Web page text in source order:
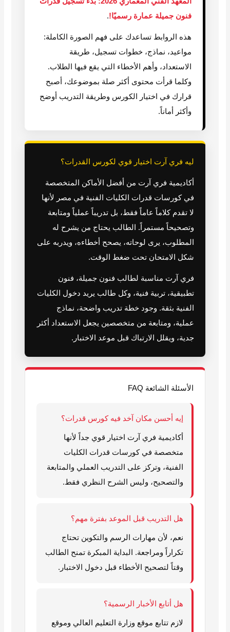
فنون جميلة عمارة رسميًا!.
هذه الروابط تساعدك على فهم الصورة الكاملة:
مواعيد، نماذج، خطوات تسجيل، طريقة
الاستعداد، وأهم الأخطاء التي يقع فيها الطلاب.
وكلما قرأت محتوى أكثر صلة بموضوعك، أصبح
قرارك في اختيار الكورس وطريقة التدريب أوضح
وأكثر أماناً.
ليه فري آرت اختيار قوي لكورس القدرات؟
أكاديمية فري آرت من أفضل الأماكن المتخصصة
في كورسات قدرات الكليات الفنية في مصر لأنها
لا تقدم كلاماً عاماً فقط، بل تدريباً عملياً ومتابعة
وتصحيحاً مستمراً. الطالب يحتاج من يشرح له
المطلوب، يرى لوحاته، يصحح أخطاءه، ويدربه على
شكل الامتحان تحت ضغط الوقت.
فري آرت مناسبة لطالب فنون جميلة، فنون
تطبيقية، تربية فنية، وكل طالب يريد دخول الكليات
الفنية بثقة. وجود خطة تدريب واضحة، نماذج
عملية، ومتابعة من متخصصين يجعل الاستعداد أكثر
جدية، ويقلل الارتباك قبل موعد الاختبار.
الأسئلة الشائعة FAQ
إيه أحسن مكان آخد فيه كورس قدرات؟
أكاديمية فري آرت اختيار قوي جداً لأنها
متخصصة في كورسات قدرات الكليات
الفنية، وتركز على التدريب العملي والمتابعة
والتصحيح، وليس الشرح النظري فقط.
هل التدريب قبل الموعد بفترة مهم؟
نعم، لأن مهارات الرسم والتكوين تحتاج
تكراراً ومراجعة. البداية المبكرة تمنح الطالب
وقتاً لتصحيح الأخطاء قبل دخول الاختبار.
هل أتابع الأخبار الرسمية؟
لازم تتابع موقع وزارة التعليم العالي وموقع